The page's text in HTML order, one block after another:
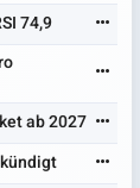
74,9
ab 2027